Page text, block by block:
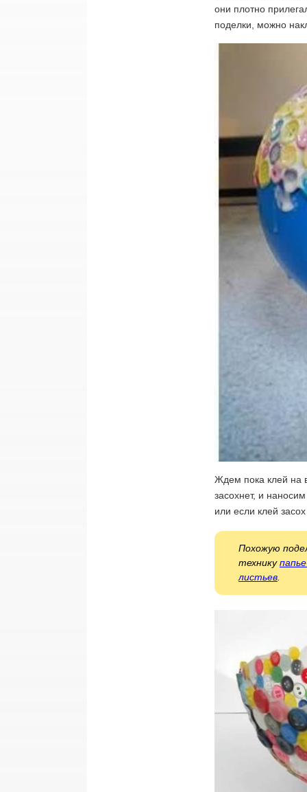
они плотно
поделки, можно
Ждем пока клей на
засохнет, и
или если клей
Похожую
технику
листьев.